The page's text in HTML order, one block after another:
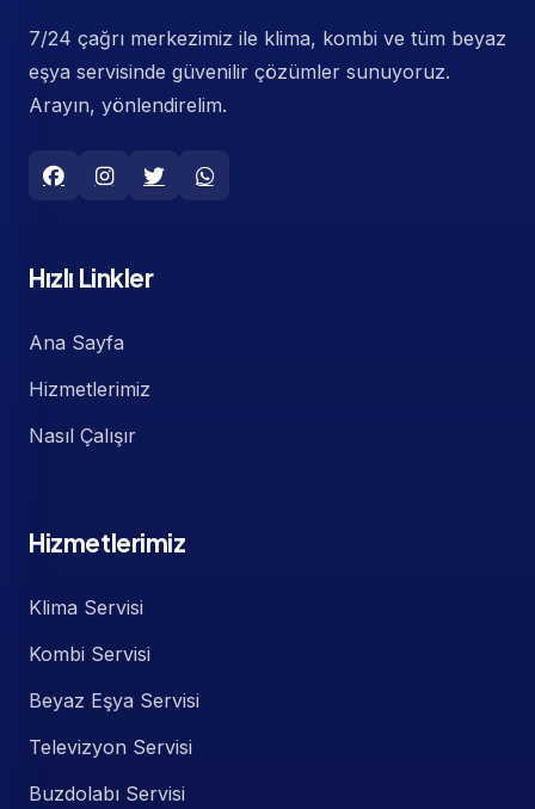
7/24 çağrı merkezimiz ile klima, kombi ve tüm beyaz
eşya servisinde güvenilir çözümler sunuyoruz.
Arayın, yönlendirelim.
Hızlı Linkler
Ana Sayfa
Hizmetlerimiz
Nasıl Çalışır
Hizmetlerimiz
Klima Servisi
Kombi Servisi
Beyaz Eşya Servisi
Televizyon Servisi
Buzdolabı Servisi